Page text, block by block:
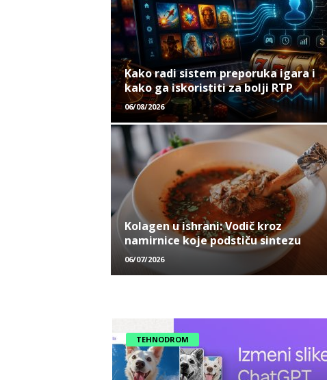
Kako radi sistem preporuka igara i
kako ga iskoristiti za bolji RTP
06/08/2026
Kolagen u ishrani: Vodič kroz
namirnice koje podstiču sintezu
06/07/2026
TEHNODROM